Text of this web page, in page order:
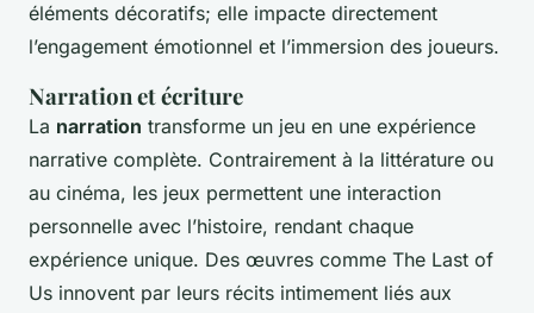
éléments décoratifs; elle impacte directement
l’engagement émotionnel et l’immersion des joueurs.
Narration et écriture
La narration transforme un jeu en une expérience
narrative complète. Contrairement à la littérature ou
au cinéma, les jeux permettent une interaction
personnelle avec l’histoire, rendant chaque
expérience unique. Des œuvres comme The Last of
Us innovent par leurs récits intimement liés aux